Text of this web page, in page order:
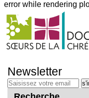
error while rendering
Outils
personnels
au
contenu.
Aller
Newsletter